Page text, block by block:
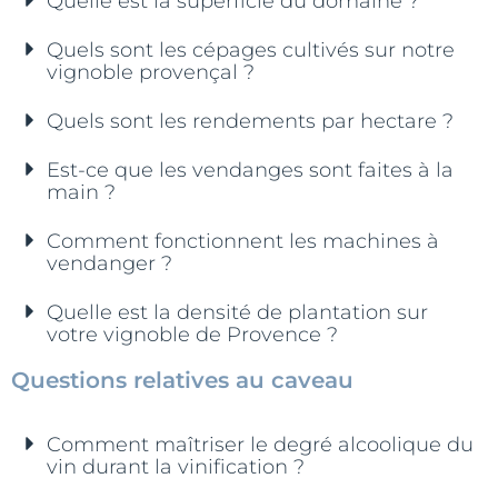
Quels sont les cépages cultivés sur notre
vignoble provençal ?
Quels sont les rendements par hectare ?
Est-ce que les vendanges sont faites à la
main ?
Comment fonctionnent les machines à
vendanger ?
Quelle est la densité de plantation sur
votre vignoble de Provence ?
Questions relatives au caveau
Comment maîtriser le degré alcoolique du
vin durant la vinification ?